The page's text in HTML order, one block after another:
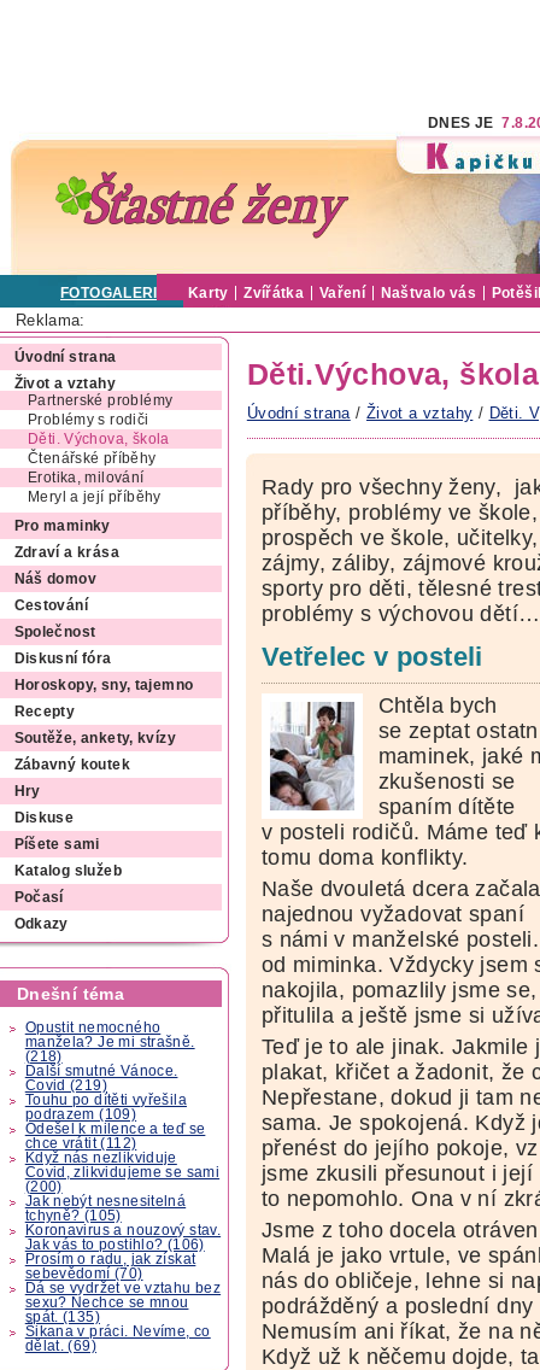
DNES JE
FOTOGALERIE Karty Zvířátka Vaření Naštvalo vás
Reklama:
Úvodní strana
Život a vztahy
Partnerské problémy
Problémy s rodiči
Děti. Výchova, škola
Čtenářské příběhy
Erotika, milování
Meryl a její příběhy
Pro maminky
Zdraví a krása
Náš domov
Cestování
Společnost
Diskusní fóra
Horoskopy, sny, tajemno
Recepty
Soutěže, ankety, kvízy
Zábavný koutek
Hry
Diskuse
Píšete sami
Katalog služeb
Počasí
Odkazy
Dnešní téma
Opustit nemocného
manžela? Je mi strašně.
(218)
Další smutné Vánoce.
Covid (219)
Touhu po dítěti vyřešila
podrazem (109)
Odešel k milence a teď se
chce vrátit (112)
Když nás nezlikviduje
Covid, zlikvidujeme se sami
(200)
Jak nebýt nesnesitelná
tchyně? (105)
Koronavirus a nouzový stav.
Jak vás to postihlo? (106)
Prosím o radu, jak získat
sebevědomí (70)
Dá se vydržet ve vztahu bez
sexu? Nechce se mnou
spát. (135)
Šikana v práci. Nevíme, co
dělat. (69)
Děti.Výchova,
Úvodní strana / Život a vztahy / Děti.
Rady pro všechny ženy,
příběhy, problémy ve
prospěch ve škole,
zájmy, záliby, zájmové
sporty pro děti, tělesné
problémy s výchovou dětí…
Vetřelec v posteli
Chtěla bych
se zeptat
maminek, jaké
zkušenosti se
spaním dítěte
v posteli rodičů. Máme teď
tomu doma konflikty.
Naše dvouletá dcera
najednou vyžadovat spaní
s námi v manželské
od miminka. Vždycky jsem
nakojila, pomazlily jsme
přitulila a ještě jsme si
Teď je to ale jinak. Jakmile
plakat, křičet a žadonit, že
Nepřestane, dokud ji tam
sama. Je spokojená. Když
přenést do jejího pokoje,
jsme zkusili přesunout i
to nepomohlo. Ona v ní
Jsme z toho docela
Malá je jako vrtule, ve
nás do obličeje, lehne si
podrážděný a poslední
Nemusím ani říkat, že na
Když už k něčemu dojde,